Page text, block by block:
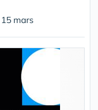
mars